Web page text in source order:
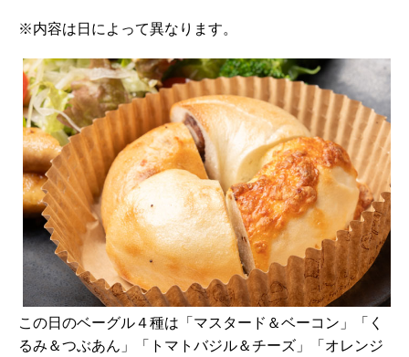
※内容は日によって異なります。
この日のベーグル４種は「マスタード＆ベーコン」「く
るみ＆つぶあん」「トマトバジル＆チーズ」「オレンジ